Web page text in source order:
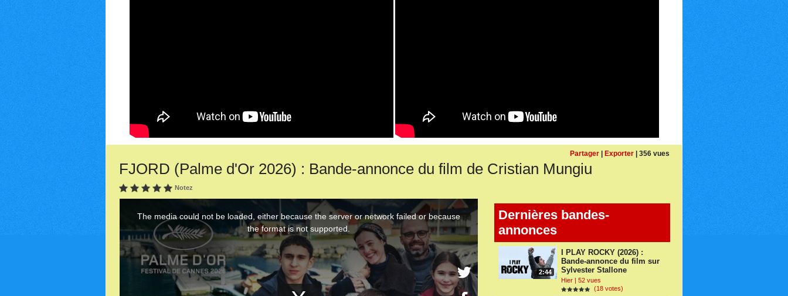
Partager | Exporter | 356 vues
FJORD (Palme d'Or 2026) : Bande-annonce du film de Cristian Mungiu
Notez
Dernières bandes-
annonces
2:44
I PLAY ROCKY (2026) :
Bande-annonce du film sur
Sylvester Stallone
Hier | 52 vues
(18 votes)